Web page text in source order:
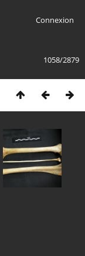
Connexion
1058/2879